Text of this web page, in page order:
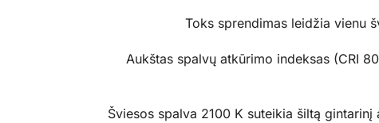
Toks sprendimas leidžia vienu
Aukštas spalvų atkūrimo indeksas (CRI
Šviesos spalva 2100 K suteikia šiltą